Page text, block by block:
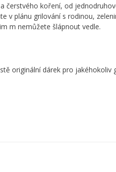
čerstvého koření, od
v plánu grilování s rodinou,
m nemůžete šlápnout vedle.
originální dárek pro